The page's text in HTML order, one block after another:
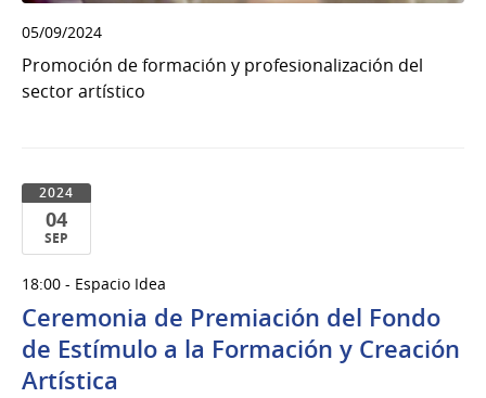
05/09/2024
Promoción de formación y profesionalización del
sector artístico
2024
04
SEP
de
Sep
del
2024
18:00 - Espacio Idea
Ceremonia de Premiación del Fondo
de Estímulo a la Formación y Creación
Artística